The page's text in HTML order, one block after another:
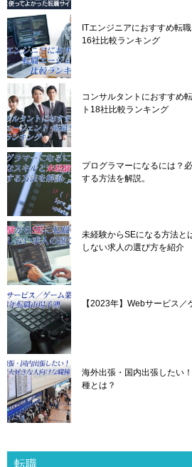
ITエンジニアにおすすめ転
16社比較ランキング
コンサルタントにおすすめ
ト18社比較ランキング
プログラマーになるには？
する方法を解説。
未経験からSEになる方法と
しない求人の選び方を紹介
【2023年】Webサービス
海外出張・国内出張したい
種とは？
転職